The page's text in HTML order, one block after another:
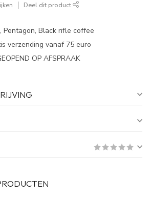
Deel dit product
Pentagon, Black rifle coffee
verzending vanaf 75 euro
OP AFSPRAAK